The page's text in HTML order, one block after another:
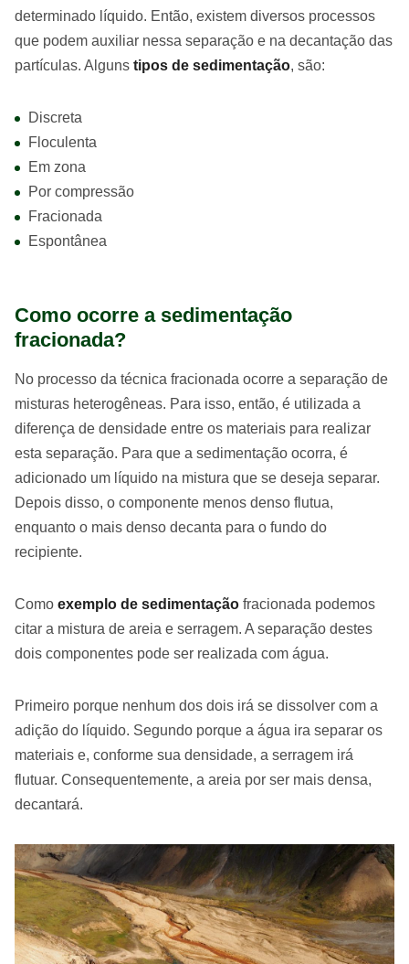
determinado líquido. Então, existem diversos processos
que podem auxiliar nessa separação e na decantação das
partículas. Alguns tipos de sedimentação, são:
Discreta
Floculenta
Em zona
Por compressão
Fracionada
Espontânea
Como ocorre a sedimentação
fracionada?
No processo da técnica fracionada ocorre a separação de
misturas heterogêneas. Para isso, então, é utilizada a
diferença de densidade entre os materiais para realizar
esta separação. Para que a sedimentação ocorra, é
adicionado um líquido na mistura que se deseja separar.
Depois disso, o componente menos denso flutua,
enquanto o mais denso decanta para o fundo do
recipiente.
Como exemplo de sedimentação fracionada podemos
citar a mistura de areia e serragem. A separação destes
dois componentes pode ser realizada com água.
Primeiro porque nenhum dos dois irá se dissolver com a
adição do líquido. Segundo porque a água ira separar os
materiais e, conforme sua densidade, a serragem irá
flutuar. Consequentemente, a areia por ser mais densa,
decantará.